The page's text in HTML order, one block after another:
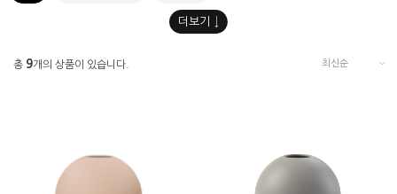
총 9개의 상품이 있습니다.